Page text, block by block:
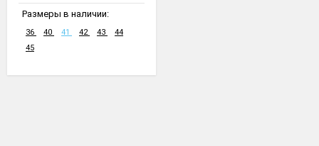
Размеры в наличии:
36 40 41 42 43
44
45